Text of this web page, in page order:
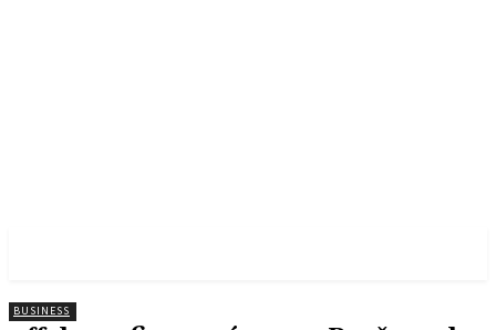
BUSINESS